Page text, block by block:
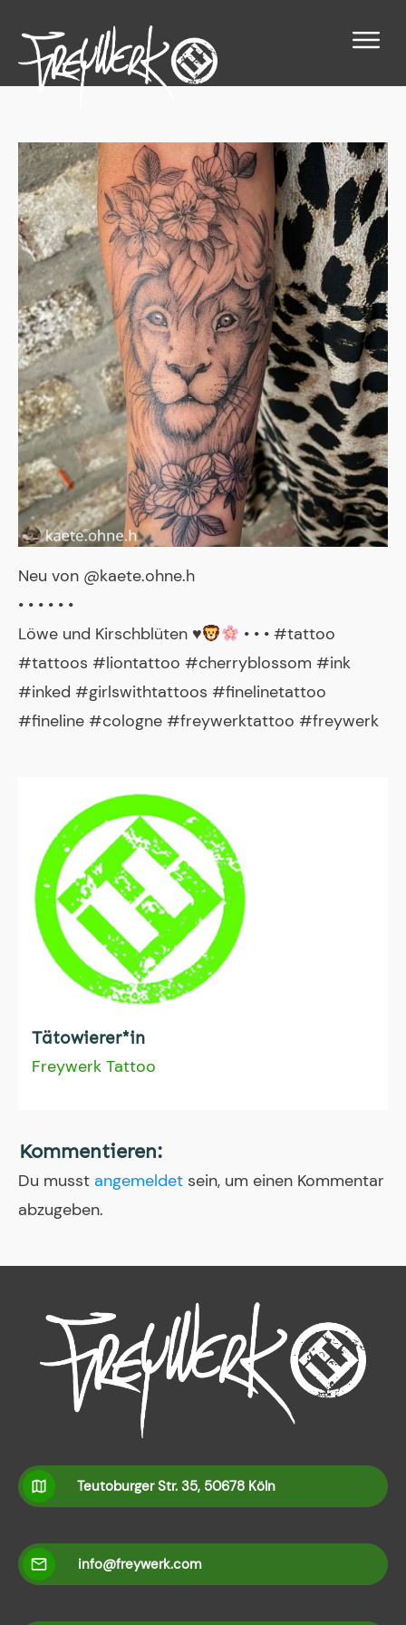
Neu von @kaete.ohne.h
• • • • • •
Löwe und Kirschblüten ♥️
• • • #tattoo
#tattoos #liontattoo #cherryblossom #ink
#inked #girlswithtattoos #finelinetattoo
#fineline #cologne #freywerktattoo #freywerk
Tätowierer*in
Freywerk Tattoo
Kommentieren:
Du musst angemeldet sein, um einen Kommentar
abzugeben.
Teutoburger Str. 35, 50678 Köln
info@freywerk.com